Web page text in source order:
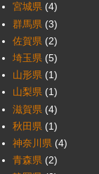
宮城県 (4)
群馬県 (3)
佐賀県 (2)
埼玉県 (5)
山形県 (1)
山梨県 (1)
滋賀県 (4)
秋田県 (1)
神奈川県 (4)
青森県 (2)